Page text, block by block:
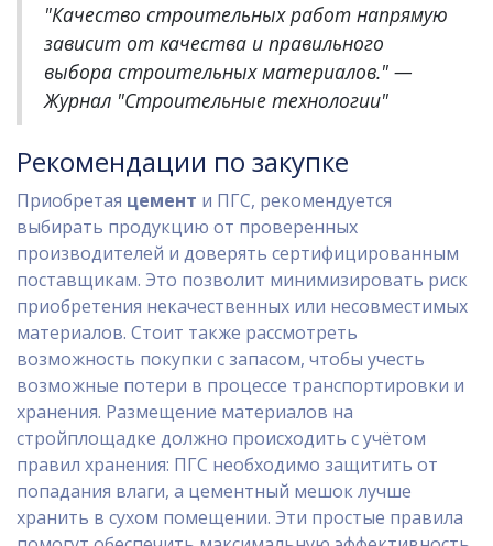
"Качество строительных работ напрямую
зависит от качества и правильного
выбора строительных материалов." —
Журнал "Строительные технологии"
Рекомендации по закупке
Приобретая цемент и ПГС, рекомендуется
выбирать продукцию от проверенных
производителей и доверять сертифицированным
поставщикам. Это позволит минимизировать риск
приобретения некачественных или несовместимых
материалов. Стоит также рассмотреть
возможность покупки с запасом, чтобы учесть
возможные потери в процессе транспортировки и
хранения. Размещение материалов на
стройплощадке должно происходить с учётом
правил хранения: ПГС необходимо защитить от
попадания влаги, а цементный мешок лучше
хранить в сухом помещении. Эти простые правила